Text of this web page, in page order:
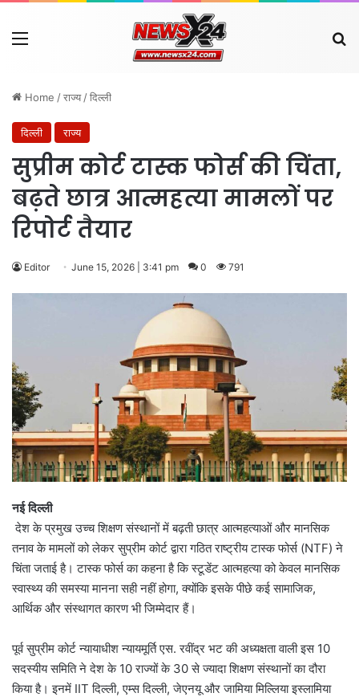
Menu
Home /राज्य /दिल्ली
दिल्ली राज्य
सुप्रीम कोर्ट टास्क फोर्स की चिंता,
बढ़ते छात्र आत्महत्या मामलों पर
रिपोर्ट तैयार
Editor June 15, 2026 | 3:41 pm 0 791
नई दिल्ली
देश के प्रमुख उच्च शिक्षण संस्थानों में बढ़ती छात्र आत्महत्याओं और मानसिक
तनाव के मामलों को लेकर सुप्रीम कोर्ट द्वारा गठित राष्ट्रीय टास्क फोर्स (NTF) ने
चिंता जताई है। टास्क फोर्स का कहना है कि स्टूडेंट आत्महत्या को केवल मानसिक
स्वास्थ्य की समस्या मानना सही नहीं होगा, क्योंकि इसके पीछे कई सामाजिक,
आर्थिक और संस्थागत कारण भी जिम्मेदार हैं।
पूर्व सुप्रीम कोर्ट न्यायाधीश न्यायमूर्ति एस. रवींद्र भट की अध्यक्षता वाली इस 10
सदस्यीय समिति ने देश के 10 राज्यों के 30 से ज्यादा शिक्षण संस्थानों का दौरा
किया है। इनमें IIT दिल्ली, एम्स दिल्ली, जेएनयू और जामिया मिल्लिया इस्लामिया